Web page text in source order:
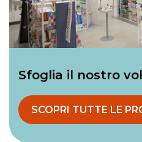
Sfoglia il nostro
SCOPRI TUTTE LE